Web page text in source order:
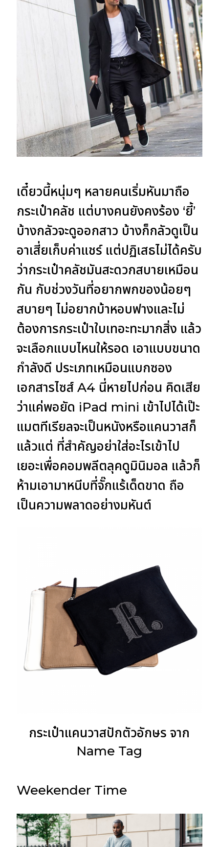
เดี๋ยวนี้หนุ่มๆ หลายคนเริ่มหันมาถือ
กระเป๋าคลัช แต่บางคนยังคงร้อง ‘ยี้’
บ้างกลัวจะดูออกสาว บ้างก็กลัวดูเป็น
อาเสี่ยเก็บค่าแชร์ แต่ปฏิเสธไม่ได้ครับ
ว่ากระเป๋าคลัชมันสะดวกสบายเหมือน
กัน กับช่วงวันที่อยากพกของน้อยๆ
สบายๆ ไม่อยากบ้าหอบฟางและไม่
ต้องการกระเป๋าใบเทอะทะมากสิ่ง แล้ว
จะเลือกแบบไหนให้รอด เอาแบบขนาด
กำลังดี ประเภทเหมือนแบกซอง
เอกสารไซส์ A4 นี่หายไปก่อน คิดเสีย
ว่าแค่พอยัด iPad mini เข้าไปได้เป๊ะ
แมตทีเรียลจะเป็นหนังหรือแคนวาสก็
แล้วแต่ ที่สำคัญอย่าใส่อะไรเข้าไป
เยอะเพื่อคอมพลีตลุคดูมินิมอล แล้วก็
ห้ามเอามาหนีบที่จั๊กแร้เด็ดขาด ถือ
เป็นความพลาดอย่างมหันต์
กระเป๋าแคนวาสปักตัวอักษร จาก
Name Tag
Weekender Time